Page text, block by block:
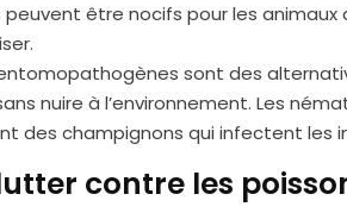
être nocifs pour les
sont des
nuire à l’environnement. Les
des champignons qui infectent les
contre les